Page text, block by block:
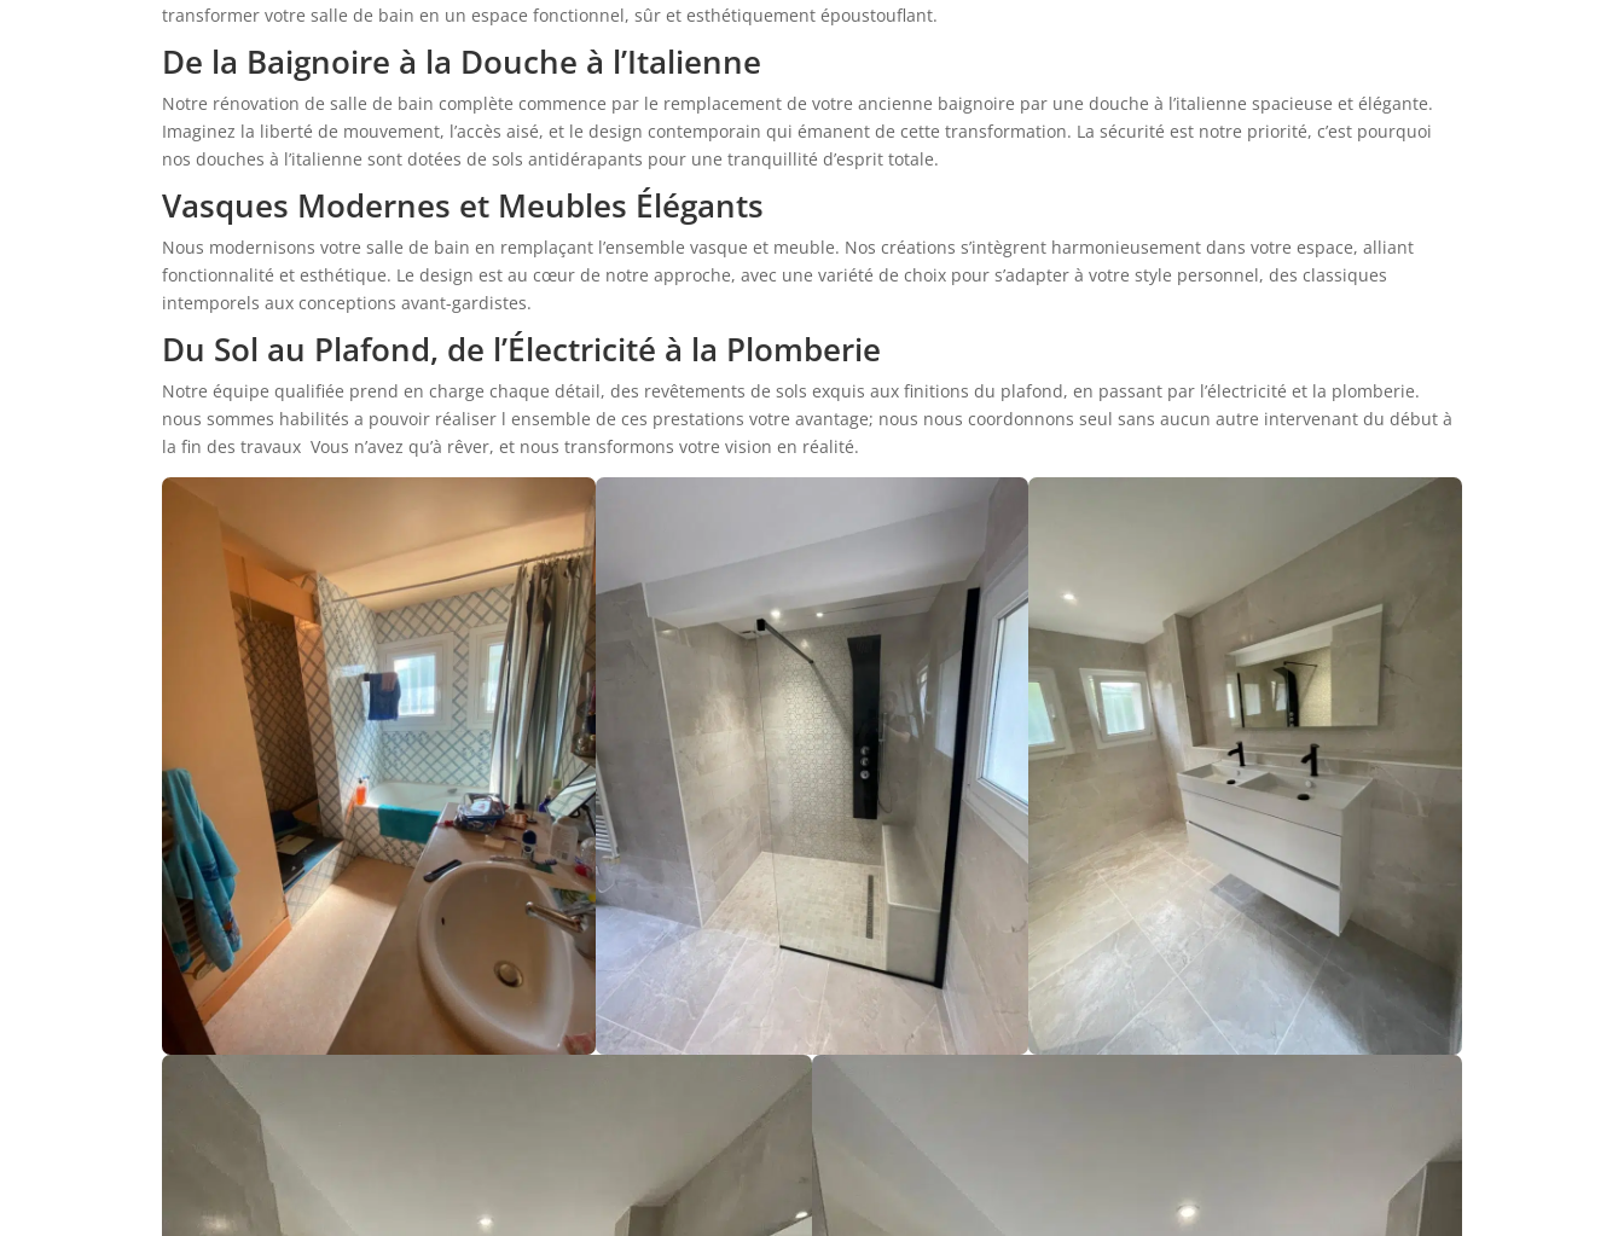
transformer votre salle de bain en un espace fonctionnel, sûr et esthétiquement époustouflant.
De la Baignoire à la Douche à l’Italienne
Notre rénovation de salle de bain complète commence par le remplacement de votre ancienne baignoire par une douche à l’italienne spacieuse et élégante.
Imaginez la liberté de mouvement, l’accès aisé, et le design contemporain qui émanent de cette transformation. La sécurité est notre priorité, c’est pourquoi
nos douches à l’italienne sont dotées de sols antidérapants pour une tranquillité d’esprit totale.
Vasques Modernes et Meubles Élégants
Nous modernisons votre salle de bain en remplaçant l’ensemble vasque et meuble. Nos créations s’intègrent harmonieusement dans votre espace, alliant
fonctionnalité et esthétique. Le design est au cœur de notre approche, avec une variété de choix pour s’adapter à votre style personnel, des classiques
intemporels aux conceptions avant-gardistes.
Du Sol au Plafond, de l’Électricité à la Plomberie
Notre équipe qualifiée prend en charge chaque détail, des revêtements de sols exquis aux finitions du plafond, en passant par l’électricité et la plomberie.
nous sommes habilités a pouvoir réaliser l ensemble de ces prestations votre avantage; nous nous coordonnons seul sans aucun autre intervenant du début à
la fin des travaux Vous n’avez qu’à rêver, et nous transformons votre vision en réalité.